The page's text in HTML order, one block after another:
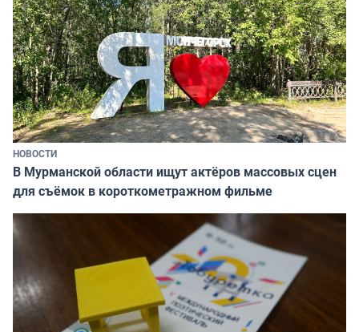
НОВОСТИ
В Мурманской области ищут актёров массовых сцен
для съёмок в короткометражном фильме